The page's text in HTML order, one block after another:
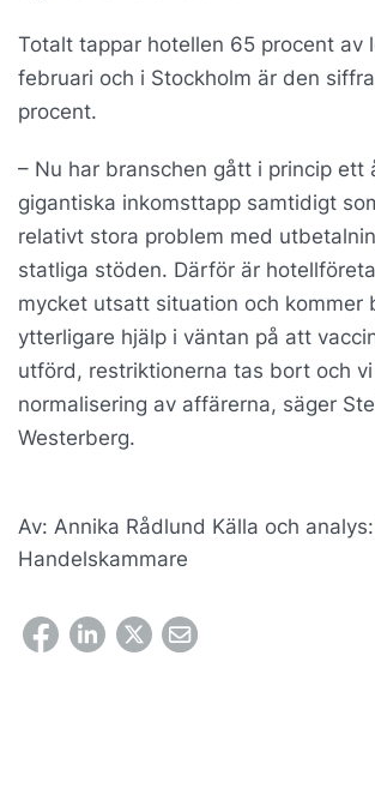
Totalt tappar hotellen 65 procent av
februari och i Stockholm är den
procent.
– Nu har branschen gått i princip ett
gigantiska inkomsttapp samtidigt
relativt stora problem med
statliga stöden. Därför är
mycket utsatt situation och kommer
ytterligare hjälp i väntan på att
utförd, restriktionerna tas bort och
normalisering av affärerna, säger
Westerberg.
Av: Annika Rådlund Källa och
Handelskammare